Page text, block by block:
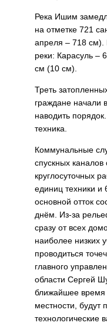
Река Ишим
на отметке 721
апреля – 718
реки: Карасуль –
см (10 см).
Треть
граж­дане начали
наводить
техника.
Коммунальные
спускных
кру­глосуточных
единиц техники и
основной отток
днём. Из-за
сразу от всех
наиболее низких
прово­диться
главного
области Сергей
ближайшее время
местности, будут
технологические